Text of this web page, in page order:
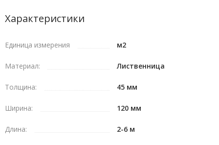
Характеристики
Единица измерения м2
Материал: Лиственница
Толщина: 45 мм
Ширина: 120 мм
Длина: 2-6 м